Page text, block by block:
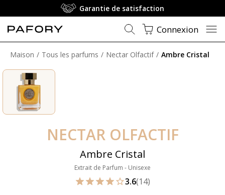
Garantie de satisfaction
Connexion
Maison Tous les parfums Nectar Olfactif Ambre Cristal
NECTAR OLFACTIF
Ambre Cristal
Extrait de Parfum - Unisexe
3.6(14)